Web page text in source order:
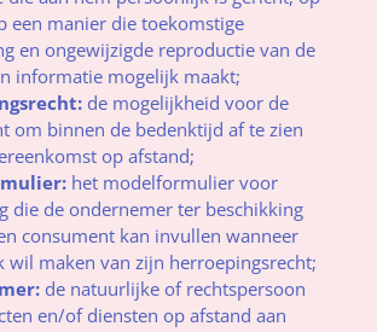
een manier die toekomstige
en ongewijzigde reproductie van de
informatie mogelijk maakt;
de mogelijkheid voor de
om binnen de bedenktijd af te zien
op afstand;
het modelformulier voor
die de ondernemer ter beschikking
consument kan invullen wanneer
wil maken van zijn herroepingsrecht;
de natuurlijke of rechtspersoon
en/of diensten op afstand aan